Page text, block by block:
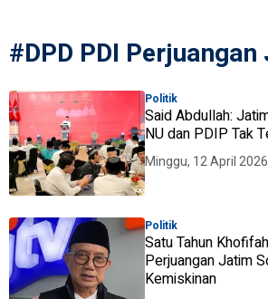
#DPD PDI
Politik
Said Abdullah:
NU dan PDIP Tak
Minggu, 12 April 2026
Politik
Satu Tahun
Perjuangan Jatim
Kemiskinan